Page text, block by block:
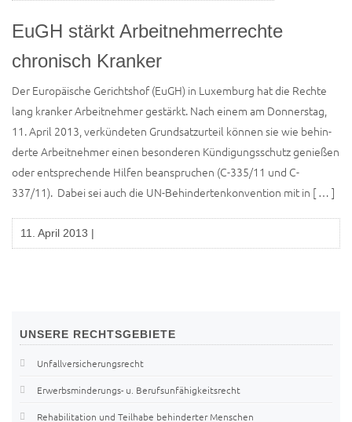
EuGH stärkt Arbeitnehmerrechte
chronisch Kranker
Der Euro­päi­sche Gerichts­hof (EuGH) in Luxem­burg hat die Rech­te
lang kran­ker Arbeit­neh­mer gestärkt. Nach einem am Don­ners­tag,
11. April 2013, ver­kün­de­ten Grund­satz­ur­teil kön­nen sie wie behin­
der­te Arbeit­neh­mer einen beson­de­ren Kün­di­gungs­schutz genie­ßen
oder ent­spre­chen­de Hil­fen bean­spru­chen (C-335/11 und C-
337/11). Dabei sei auch die UN-Behin­­der­­ten­­kon­­­ven­­ti­on mit in [ … ]
11. April 2013
UNSERE RECHTSGEBIETE
Unfallversicherungsrecht
Erwerbsminderungs- u. Berufsunfähigkeitsrecht
Rehabilitation und Teilhabe behinderter Menschen